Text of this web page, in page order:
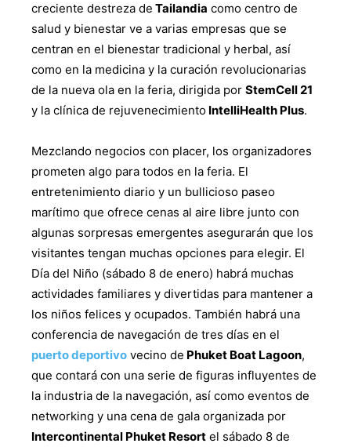
creciente destreza de Tailandia como centro de
salud y bienestar ve a varias empresas que se
centran en el bienestar tradicional y herbal, así
como en la medicina y la curación revolucionarias
de la nueva ola en la feria, dirigida por StemCell 21
y la clínica de rejuvenecimiento IntelliHealth Plus.
Mezclando negocios con placer, los organizadores
prometen algo para todos en la feria. El
entretenimiento diario y un bullicioso paseo
marítimo que ofrece cenas al aire libre junto con
algunas sorpresas emergentes asegurarán que los
visitantes tengan muchas opciones para elegir. El
Día del Niño (sábado 8 de enero) habrá muchas
actividades familiares y divertidas para mantener a
los niños felices y ocupados. También habrá una
conferencia de navegación de tres días en el
puerto deportivo vecino de Phuket Boat Lagoon,
que contará con una serie de figuras influyentes de
la industria de la navegación, así como eventos de
networking y una cena de gala organizada por
Intercontinental Phuket Resort el sábado 8 de